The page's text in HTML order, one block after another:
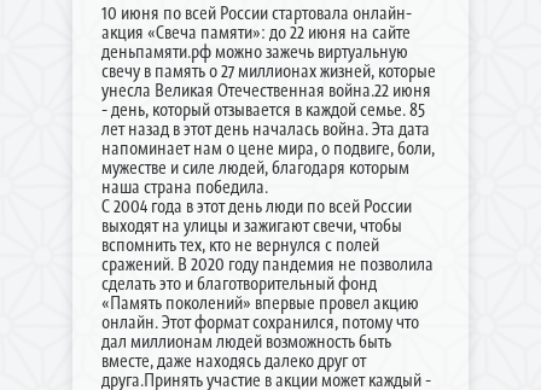
10 июня по всей России стартовала онлайн-
акция «Свеча памяти»: до 22 июня на сайте
деньпамяти.рф можно зажечь виртуальную
свечу в память о 27 миллионах жизней, которые
унесла Великая Отечественная война.22 июня
- день, который отзывается в каждой семье. 85
лет назад в этот день началась война. Эта дата
напоминает нам о цене мира, о подвиге, боли,
мужестве и силе людей, благодаря которым
наша страна победила.
С 2004 года в этот день люди по всей России
выходят на улицы и зажигают свечи, чтобы
вспомнить тех, кто не вернулся с полей
сражений. В 2020 году пандемия не позволила
сделать это и благотворительный фонд
«Память поколений» впервые провел акцию
онлайн. Этот формат сохранился, потому что
дал миллионам людей возможность быть
вместе, даже находясь далеко друг от
друга.Принять участие в акции может каждый -